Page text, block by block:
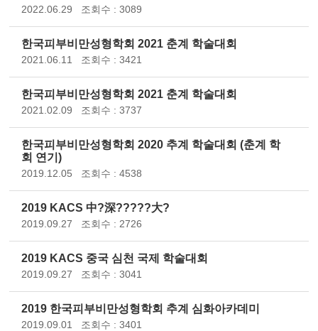
2022.06.29 조회수 : 3089
한국피부비만성형학회 2021 춘계 학술대회
2021.06.11 조회수 : 3421
한국피부비만성형학회 2021 춘계 학술대회
2021.02.09 조회수 : 3737
한국피부비만성형학회 2020 추계 학술대회 (춘계 학
회 연기)
2019.12.05 조회수 : 4538
2019 KACS 中?深?????大?
2019.09.27 조회수 : 2726
2019 KACS 중국 심천 국제 학술대회
2019.09.27 조회수 : 3041
2019 한국피부비만성형학회 추계 심화아카데미
2019.09.01 조회수 : 3401